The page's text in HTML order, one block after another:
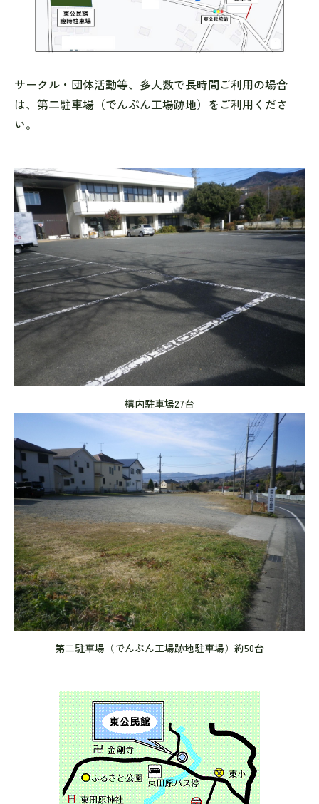
サークル・団体活動等、多人数で長時間ご利用の場合
は、第二駐車場（でんぷん工場跡地）をご利用くださ
い。
構内駐車場27台
第二駐車場（でんぷん工場跡地駐車場）約50台